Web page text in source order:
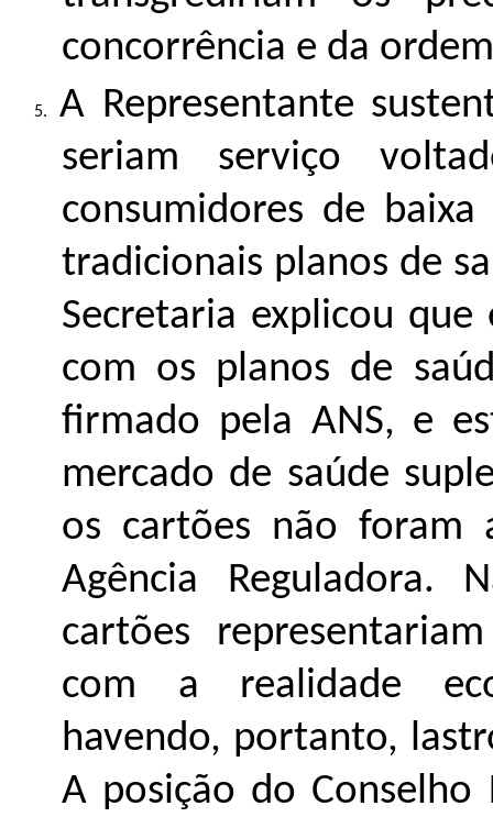
concorrência e da
A Representante
seriam serviço
consumidores de
tradicionais planos de
Secretaria explicou que
com os planos de
firmado pela ANS, e
mercado de saúde
os cartões não foram
Agência Reguladora.
cartões
com a realidade
havendo, portanto,
A posição do